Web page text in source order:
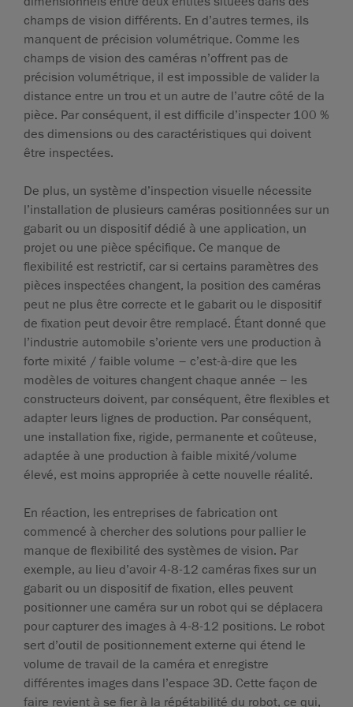
champs de vision différents. En d’autres termes, ils
manquent de précision volumétrique. Comme les
champs de vision des caméras n’offrent pas de
précision volumétrique, il est impossible de valider la
distance entre un trou et un autre de l’autre côté de la
pièce. Par conséquent, il est difficile d’inspecter 100 %
des dimensions ou des caractéristiques qui doivent
être inspectées.
De plus, un système d’inspection visuelle nécessite
l’installation de plusieurs caméras positionnées sur un
gabarit ou un dispositif dédié à une application, un
projet ou une pièce spécifique. Ce manque de
flexibilité est restrictif, car si certains paramètres des
pièces inspectées changent, la position des caméras
peut ne plus être correcte et le gabarit ou le dispositif
de fixation peut devoir être remplacé. Étant donné que
l’industrie automobile s’oriente vers une production à
forte mixité / faible volume – c’est-à-dire que les
modèles de voitures changent chaque année – les
constructeurs doivent, par conséquent, être flexibles et
adapter leurs lignes de production. Par conséquent,
une installation fixe, rigide, permanente et coûteuse,
adaptée à une production à faible mixité/volume
élevé, est moins appropriée à cette nouvelle réalité.
En réaction, les entreprises de fabrication ont
commencé à chercher des solutions pour pallier le
manque de flexibilité des systèmes de vision. Par
exemple, au lieu d’avoir 4-8-12 caméras fixes sur un
gabarit ou un dispositif de fixation, elles peuvent
positionner une caméra sur un robot qui se déplacera
pour capturer des images à 4-8-12 positions. Le robot
sert d’outil de positionnement externe qui étend le
volume de travail de la caméra et enregistre
différentes images dans l’espace 3D. Cette façon de
faire revient à se fier à la répétabilité du robot, ce qui,